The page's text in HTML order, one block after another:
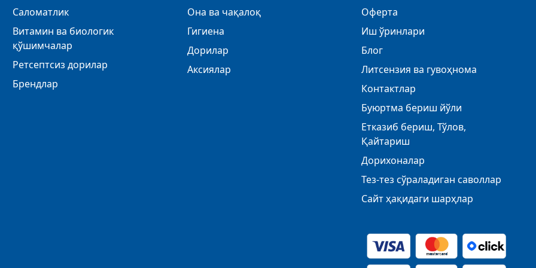
Саломатлик
Витамин ва биологик
қўшимчалар
Ретсептсиз дорилар
Брендлар
Она ва чақалоқ
Гигиена
Дорилар
Аксиялар
Оферта
Иш ўринлари
Блог
Литсензия ва гувоҳнома
Контактлар
Буюртма бериш йўли
Етказиб бериш, Тўлов,
Қайтариш
Дорихоналар
Тез-тез сўраладиган саволлар
Сайт ҳақидаги шарҳлар